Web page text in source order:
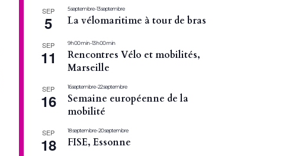
SEP
5
5 septembre-13 septembre
La vélomaritime à tour de bras
SEP
11
9 h 00 min-13 h 00 min
Rencontres Vélo et mobilités,
Marseille
SEP
16
16 septembre-22 septembre
Semaine européenne de la
mobilité
SEP
18
18 septembre-20 septembre
FISE, Essonne